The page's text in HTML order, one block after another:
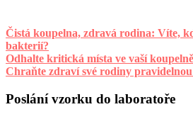
Čistá koupelna, zdravá rodina: Víte,
bakterií?
Odhalte kritická místa ve vaší
Chraňte zdraví své rodiny
Poslání vzorku do laboratoře